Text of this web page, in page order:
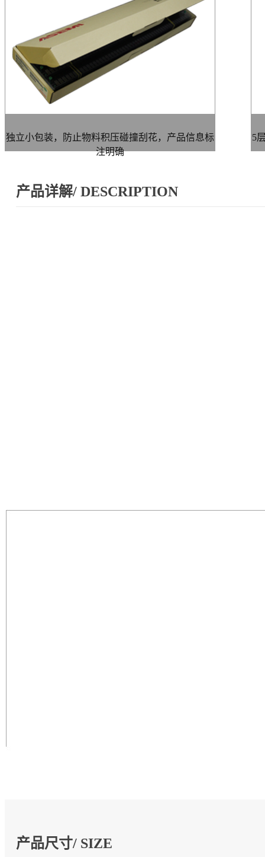
独立小包装，防止物料积压碰撞刮花，产品信息标
注明确
5
产品详解/ DESCRIPTION
产品尺寸/ SIZE